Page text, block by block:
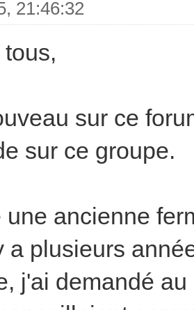
21:46:32
sur ce
sur ce groupe.
une ancienne
a plusieurs
j'ai demandé